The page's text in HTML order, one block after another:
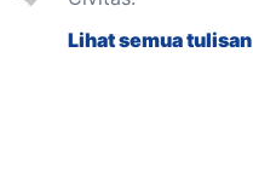
Lihat semua tulisan